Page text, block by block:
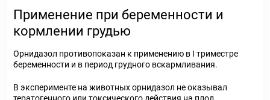
Применение при беременности и
кормлении грудью
Орнидазол противопоказан к применению в I триместре
беременности и в период грудного вскармливания.
В эксперименте на животных орнидазол не оказывал